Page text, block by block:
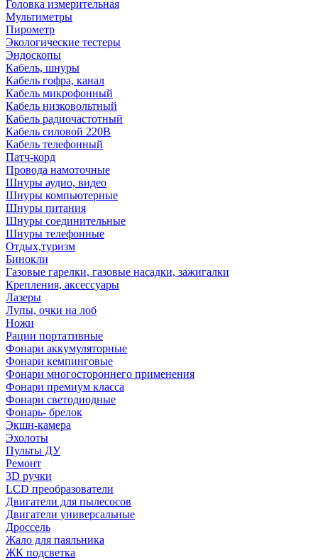
Головка измерительная
Мультиметры
Пирометр
Экологические тестеры
Эндоскопы
Кабель, шнуры
Кабель гофра, канал
Кабель микрофонный
Кабель низковольтный
Кабель радиочастотный
Кабель силовой 220В
Кабель телефонный
Патч-корд
Провода намоточные
Шнуры аудио, видео
Шнуры компьютерные
Шнуры питания
Шнуры соединительные
Шнуры телефонные
Отдых,туризм
Бинокли
Газовые гарелки, газовые насадки, зажигалки
Крепления, аксессуары
Лазеры
Лупы, очки на лоб
Ножи
Рации портативные
Фонари аккумуляторные
Фонари кемпинговые
Фонари многостороннего применения
Фонари премиум класса
Фонари светодиодные
Фонарь- брелок
Экшн-камера
Эхолоты
Пульты ДУ
Ремонт
3D ручки
LCD преобразователи
Двигатели для пылесосов
Двигатели универсальные
Дроссель
Жало для паяльника
ЖК подсветка